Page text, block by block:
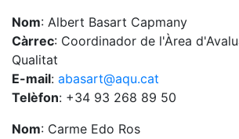
Nom: Albert Basart Capmany
Càrrec: Coordinador de l'Àrea
Qualitat
E-mail: abasart@aqu.cat
Telèfon: +34 93 268 89 50
Nom: Carme Edo Ros